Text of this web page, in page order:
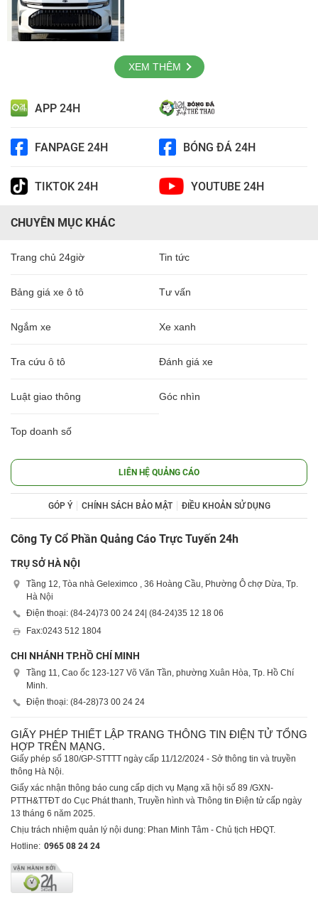
XEM THÊM
APP 24H
FANPAGE 24H BÓNG ĐÁ 24H
TIKTOK 24H YOUTUBE 24H
CHUYÊN MỤC KHÁC
Trang chủ 24giờ Tin tức
Bảng giá xe ô tô Tư vấn
Ngắm xe Xe xanh
Tra cứu ô tô Đánh giá xe
Luật giao thông Góc nhìn
Top doanh số
LIÊN HỆ QUẢNG CÁO
GÓP Ý CHÍNH SÁCH BẢO MẬT ĐIỀU KHOẢN SỬ DỤNG
Công Ty Cổ Phần Quảng Cáo Trực Tuyến 24h
TRỤ SỞ HÀ NỘI
Tầng 12, Tòa nhà Geleximco , 36 Hoàng Cầu, Phường Ô chợ Dừa, Tp.
Hà Nội
Điện thoại: (84-24)73 00 24 24 | (84-24)35 12 18 06
Fax:0243 512 1804
CHI NHÁNH TP.HỒ CHÍ MINH
Tầng 11, Cao ốc 123-127 Võ Văn Tần, phường Xuân Hòa, Tp. Hồ Chí
Minh.
Điện thoại: (84-28)73 00 24 24
GIẤY PHÉP THIẾT LẬP TRANG THÔNG TIN ĐIỆN TỬ TỔNG
HỢP TRÊN MẠNG.
Giấy phép số 180/GP-STTTT ngày cấp 11/12/2024 - Sở thông tin và truyền
thông Hà Nội.
Giấy xác nhận thông báo cung cấp dịch vụ Mạng xã hội số 89 /GXN-
PTTH&TTĐT do Cục Phát thanh, Truyền hình và Thông tin Điện tử cấp ngày
13 tháng 6 năm 2025.
Chịu trách nhiệm quản lý nội dung: Phan Minh Tâm - Chủ tịch HĐQT.
Hotline: 0965 08 24 24